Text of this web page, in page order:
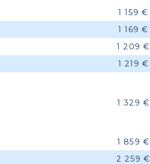
1 159 €
1 169 €
1 209 €
1 219 €
1 329 €
1 859 €
2 259 €